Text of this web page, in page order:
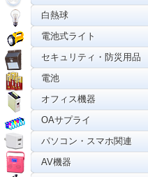
白熱球
電池式ライト
セキュリティ・防災用品
電池
オフィス機器
OAサプライ
パソコン・スマホ関連
AV機器